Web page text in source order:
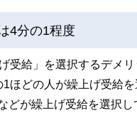
4分の1程度
受給」を選択するデメ
ほどの人が繰上げ受給
が繰上げ受給を選択し